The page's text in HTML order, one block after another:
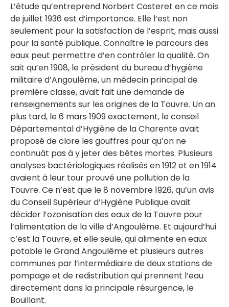
L’étude qu’entreprend Norbert Casteret en ce mois
de juillet 1936 est d’importance. Elle l’est non
seulement pour la satisfaction de l’esprit, mais aussi
pour la santé publique. Connaître le parcours des
eaux peut permettre d’en contrôler la qualité. On
sait qu’en 1908, le président du bureau d’hygiène
militaire d’Angoulême, un médecin principal de
première classe, avait fait une demande de
renseignements sur les origines de la Touvre. Un an
plus tard, le 6 mars 1909 exactement, le conseil
Départemental d’Hygiène de la Charente avait
proposé de clore les gouffres pour qu’on ne
continuât pas à y jeter des bêtes mortes. Plusieurs
analyses bactériologiques réalisés en 1912 et en 1914
avaient à leur tour prouvé une pollution de la
Touvre. Ce n’est que le 8 novembre 1926, qu’un avis
du Conseil Supérieur d’Hygiène Publique avait
décider l’ozonisation des eaux de la Touvre pour
l’alimentation de la ville d’Angoulême. Et aujourd’hui
c’est la Touvre, et elle seule, qui alimente en eaux
potable le Grand Angoulême et plusieurs autres
communes par l’intermédiaire de deux stations de
pompage et de redistribution qui prennent l’eau
directement dans la principale résurgence, le
Bouillant.